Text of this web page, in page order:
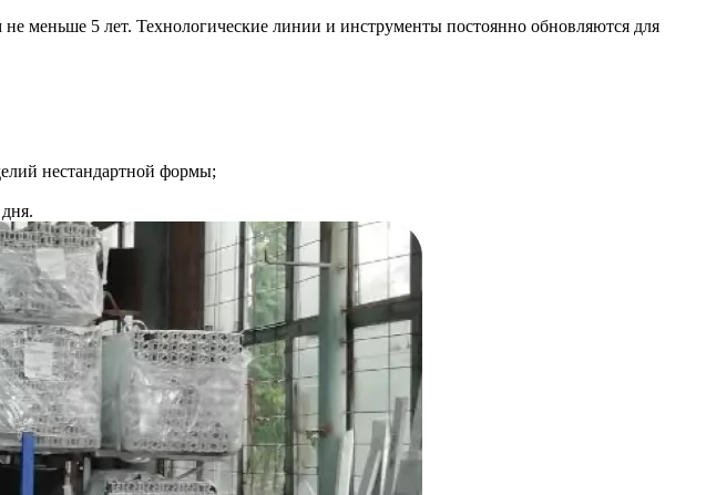
меньше 5 лет. Технологические линии и инструменты постоянно обновляются для
нестандартной формы;